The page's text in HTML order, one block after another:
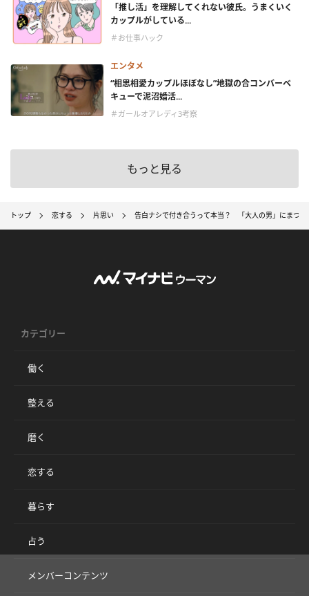
「推し活」を理解してくれない彼氏。うまくいく
カップルがしている...
＃お仕事ハック
エンタメ
“相思相愛カップルほぼなし”地獄の合コンバーベ
キューで泥沼婚活...
＃ガールオアレディ3考察
もっと見る
トップ 恋する 片思い 告白ナシで付き合うって本当？ 「大人の男」にまつわ
カテゴリー
働く
整える
磨く
恋する
暮らす
占う
メンバーコンテンツ